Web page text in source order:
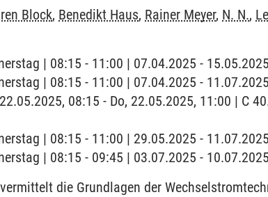
Block, Benedikt Haus, Rainer Meyer, N. N.,
| 08:15 - 11:00 | 07.04.2025 -
| 08:15 - 11:00 | 07.04.2025 -
08:15 - Do, 22.05.2025, 11:00 | C
| 08:15 - 11:00 | 29.05.2025 -
| 08:15 - 09:45 | 03.07.2025 -
die Grundlagen der